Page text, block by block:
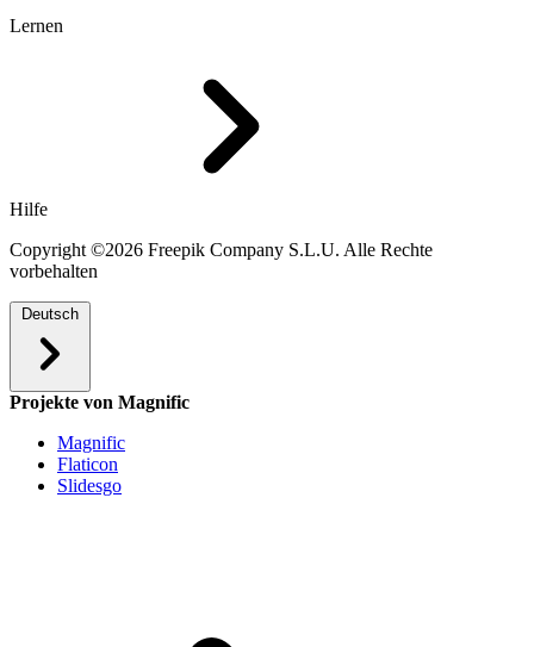
Lernen
Hilfe
Copyright ©2026 Freepik Company S.L.U. Alle Rechte
vorbehalten
Deutsch
Projekte von Magnific
Magnific
Flaticon
Slidesgo